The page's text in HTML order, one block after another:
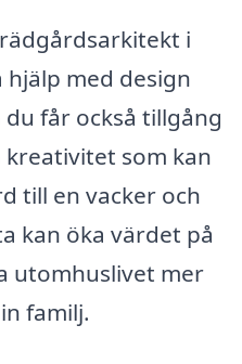
i
med design
får också tillgång
som kan
till en vacker och
kan öka värdet på
utomhuslivet mer
familj.